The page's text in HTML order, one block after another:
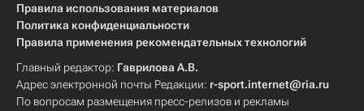
Правила использования материалов
Политика конфиденциальности
Правила применения рекомендательных технологий
Главный редактор: Гаврилова А.В.
Адрес электронной почты Редакции: r-sport.internet@ria.ru
По вопросам размещения пресс-релизов и рекламы